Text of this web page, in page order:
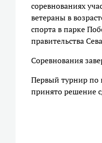
соревнованиях
ветераны в
спорта в парке
правительства
Соревнования
Первый турнир по
принято решение